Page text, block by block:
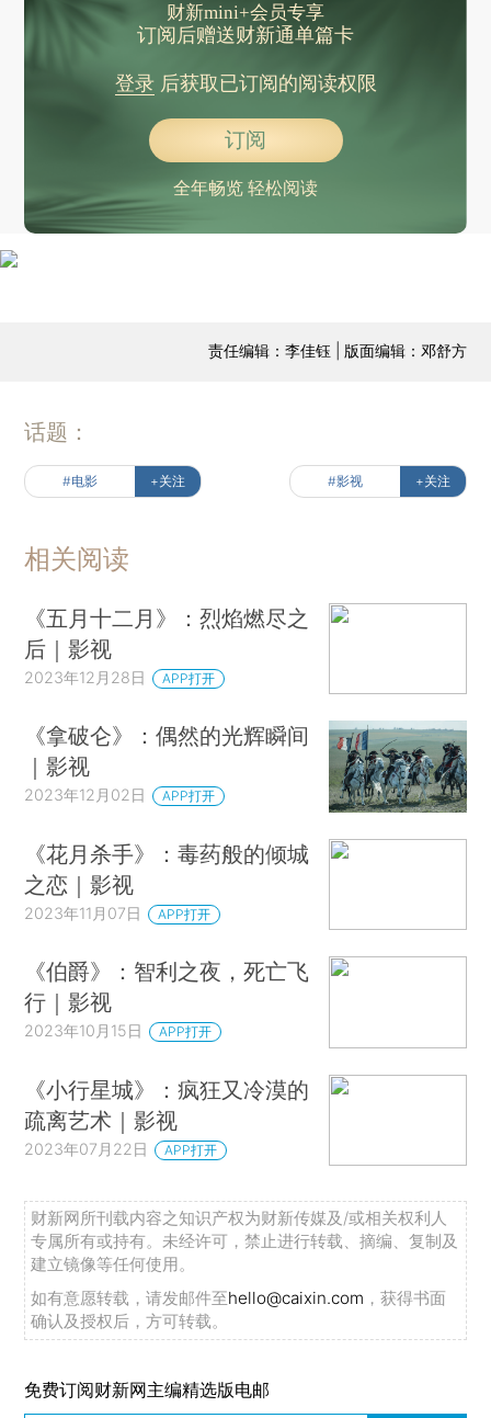
财新mini+会员专享
订阅后赠送财新通单篇卡
登录后获取已订阅的阅读权限
订阅
全年畅览 轻松阅读
责任编辑：李佳钰 | 版面编辑：邓舒方
话题：
#电影 +关注 #影视 +关注
相关阅读
《五月十二月》：烈焰燃尽之
后｜影视
2023年12月28日 APP打开
《拿破仑》：偶然的光辉瞬间
｜影视
2023年12月02日 APP打开
《花月杀手》：毒药般的倾城
之恋｜影视
2023年11月07日 APP打开
《伯爵》：智利之夜，死亡飞
行｜影视
2023年10月15日 APP打开
《小行星城》：疯狂又冷漠的
疏离艺术｜影视
2023年07月22日 APP打开
财新网所刊载内容之知识产权为财新传媒及/或相关权利人
专属所有或持有。未经许可，禁止进行转载、摘编、复制及
建立镜像等任何使用。
如有意愿转载，请发邮件至hello@caixin.com ，获得书面
确认及授权后，方可转载。
免费订阅财新网主编精选版电邮